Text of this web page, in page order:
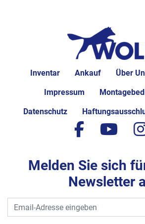
Inventar Ankauf Über
Impressum
Datenschutz
Melden Sie sich
Newsletter